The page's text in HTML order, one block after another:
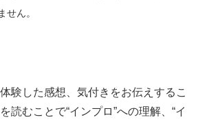
せん。
験した感想、気付きをお伝えするこ
読むことで“インプロ”への理解、“イ